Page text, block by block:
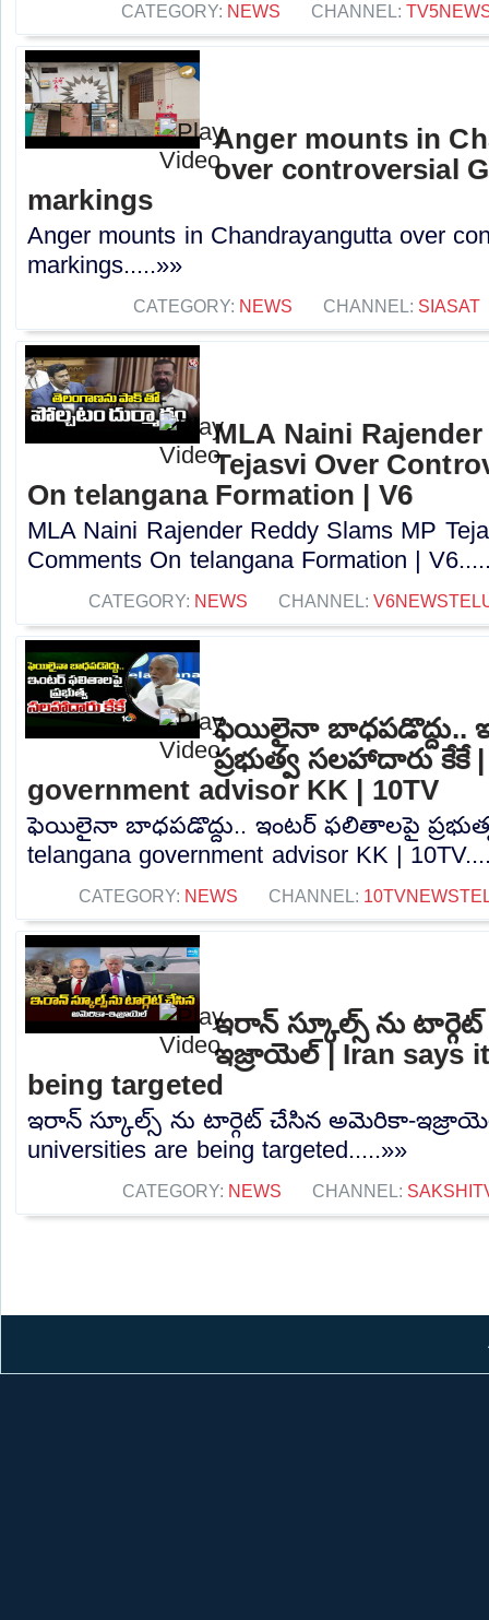
CATEGORY: NEWS CHANNEL:
Anger mounts in
over controversial
markings
Anger mounts in Chandrayangutta over
markings.....»»
CATEGORY: NEWS CHANNEL: SIASAT
MLA Naini
Tejasvi Over
On telangana Formation | V6
MLA Naini Rajender Reddy Slams MP
Comments On telangana Formation |
CATEGORY: NEWS CHANNEL:
ఫెయిలైనా బాధపడొద్దు..
ప్రభుత్వ సలహాదారు కేకే
government advisor KK | 10TV
ఫెయిలైనా బాధపడొద్దు.. ఇంటర్ ఫలితాలపై
telangana government advisor KK |
CATEGORY: NEWS CHANNEL:
ఇరాన్ స్కూల్స్ ను
ఇజ్రాయెల్ | Iran says
being targeted
ఇరాన్ స్కూల్స్ ను టార్గెట్ చేసిన అమెరికా-
universities are being targeted.....»»
CATEGORY: NEWS CHANNEL: